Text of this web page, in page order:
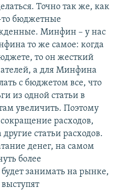
Точно так же, как
то бюджетные
Минфин – у нас
то же самое: когда
то он жесткий
а для Минфина
с бюджетом все, что
из одной статьи в
увеличить. Поэтому
расходов,
статьи расходов.
денег, на самом
более
занимать на рынке,